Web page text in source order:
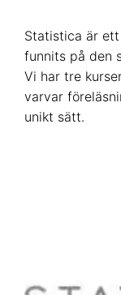
Statistica är
funnits på den
Vi har tre
varvar
unikt sätt.